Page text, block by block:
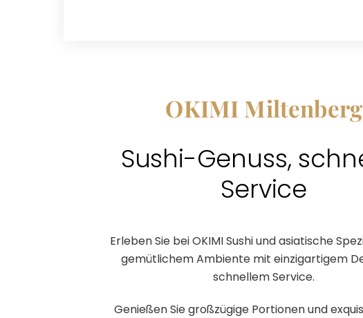
OKIMI Miltenberg
Sushi-Genuss,
Service
Erleben Sie bei OKIMI Sushi und asiatische
gemütlichem Ambiente mit einzigartigem
schnellem Service.
Genießen Sie großzügige Portionen und